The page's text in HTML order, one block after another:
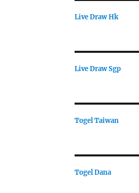
Live Draw Hk
Live Draw Sgp
Togel Taiwan
Togel Dana